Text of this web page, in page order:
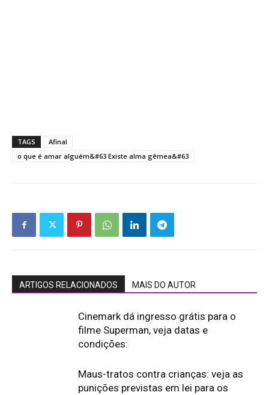
TAGS
Afinal
o que é amar alguém&#63 Existe alma gêmea&#63
ARTIGOS RELACIONADOS MAIS DO AUTOR
Cinemark dá ingresso grátis para o
filme Superman, veja datas e
condições:
Maus-tratos contra crianças: veja as
punições previstas em lei para os